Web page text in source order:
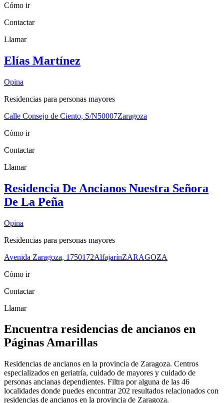
Cómo ir
Contactar
Llamar
Elías Martínez
Opina
Residencias para personas mayores
Calle Consejo de Ciento, S/N50007Zaragoza
Cómo ir
Contactar
Llamar
Residencia De Ancianos Nuestra Señora
De La Peña
Opina
Residencias para personas mayores
Avenida Zaragoza, 1750172AlfajarínZARAGOZA
Cómo ir
Contactar
Llamar
Encuentra residencias de ancianos en
Páginas Amarillas
Residencias de ancianos en la provincia de Zaragoza. Centros
especializados en geriatría, cuidado de mayores y cuidado de
personas ancianas dependientes. Filtra por alguna de las 46
localidades donde puedes encontrar 202 resultados relacionados con
residencias de ancianos en la provincia de Zaragoza.